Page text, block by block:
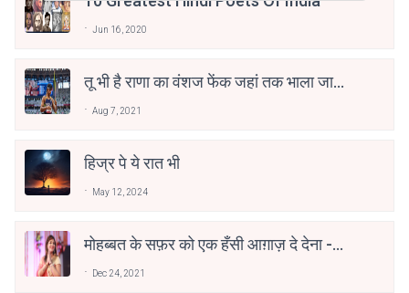
Jun 16, 2020
तू भी है राणा का वंशज फेंक जहां तक भाला जाए:
Aug 7, 2021
हिज्र पे ये रात भी
May 12, 2024
मोहब्बत के सफ़र को एक हँसी आग़ाज़ दे देना -
Dec 24, 2021